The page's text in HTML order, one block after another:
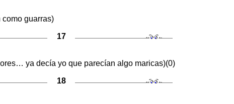
como guarras)
17
ya decía yo que parecían algo maricas)(0)
18